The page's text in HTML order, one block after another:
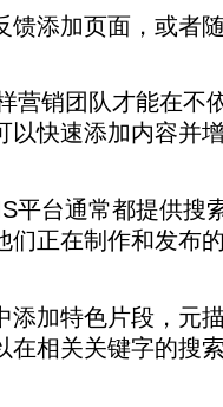
馈添加页面，或者
营销团队才能在不
以快速添加内容并
平台通常都提供搜
们正在制作和发布
添加特色片段，元
在相关关键字的搜